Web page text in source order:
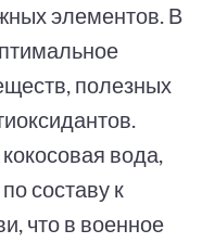
элементов. В
полезных
вода,
составу к
что в военное